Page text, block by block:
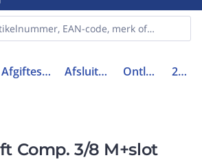
Afgiftesysteem en appendages Afsluiters, kranen, regelaars Ontluchtingskraan (CV) 28270350K
Comp. 3/8 M+slot